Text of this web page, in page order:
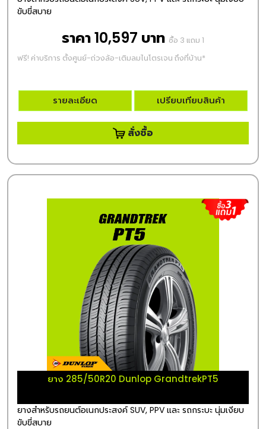
ขับขี่สบาย
ราคา 10,597 บาท ซื้อ 3 แถม 1
ฟรี! ค่าบริการ ตั้งศูนย์-ถ่วงล้อ-เติมลมไนโตรเจน ถึงที่บ้าน*
รายละเอียด เปรียบเทียบสินค้า
สั่งซื้อ
ยาง 285/50R20 Dunlop GrandtrekPT5
ยางสำหรับรถยนต์อเนกประสงค์ SUV, PPV และ รถกระบะ นุ่มเงียบ
ขับขี่สบาย